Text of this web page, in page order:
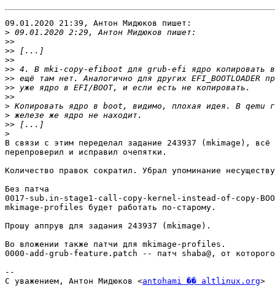
09.01.2020 21:39, Антон Мидюков пишет:
>
>>
>>
>>
>>
>>
>>
>>
>
>
>>
>
В связи с этим переделал задание 243937 (mkimage), всё
перепроверил и исправил очепятки.
Количество правок сократил. Убрал упоминание
Без патча
0017-sub.in-stage1-call-copy-kernel-instead-of-copy-
mkimage-profiles будет работать по-старому.
Прошу аппрув для задания 243937 (mkimage).
Во вложении также патчи для mkimage-profiles.
0000-add-grub-feature.patch -- патч shaba@, от
--
С уважением, Антон Мидюков <antohami �� altlinux.org>